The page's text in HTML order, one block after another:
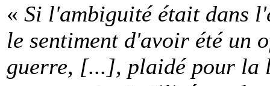
« Si l'ambiguité était dans
le sentiment d'avoir été un
guerre, [...], plaidé pour la